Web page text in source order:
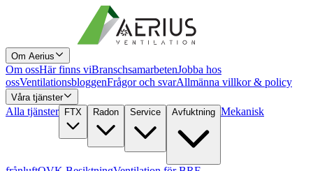
Om Aerius
Om ossHär finns viBranschsamarbetenJobba hos
ossVentilationsbloggenFrågor och svarAllmänna villkor & policy
Våra tjänster
Alla tjänster FTX Radon Service Avfuktning Mekanisk